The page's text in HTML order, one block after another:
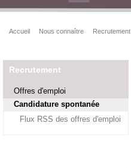
Accueil Nous connaître Recrutement
Recrutement
Offres d'emploi
Candidature spontanée
Flux RSS des offres d'emploi